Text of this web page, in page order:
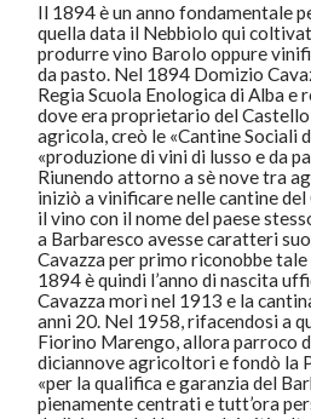
Il 1894 è un anno fondamentale
quella data il Nebbiolo qui
produrre vino Barolo oppure
da pasto. Nel 1894 Domizio
Regia Scuola Enologica di Alba e
dove era proprietario del Castello
agricola, creò le «Cantine Sociali
«produzione di vini di lusso e da
Riunendo attorno a sè nove tra
iniziò a vinificare nelle cantine
il vino con il nome del paese
a Barbaresco avesse caratteri
Cavazza per primo riconobbe
1894 è quindi l’anno di nascita
Cavazza morì nel 1913 e la
anni 20. Nel 1958, rifacendosi a
Fiorino Marengo, allora parroco
diciannove agricoltori e fondò la
«per la qualifica e garanzia del
pienamente centrati e tutt’ora